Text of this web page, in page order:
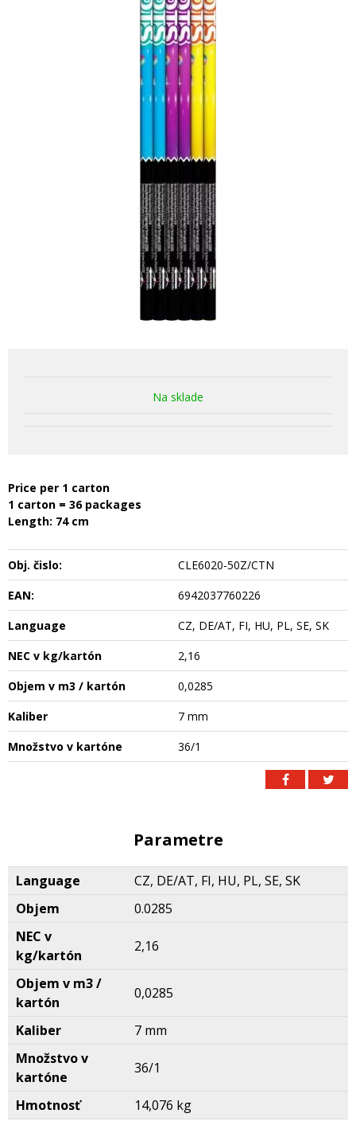
Na sklade
Price per 1 carton
1 carton = 36 packages
Length: 74 cm
Obj. čislo:
CLE6020-50Z/CTN
EAN:
6942037760226
Language
CZ, DE/AT, FI, HU, PL, SE, SK
NEC v kg/kartón
2,16
Objem v m3 / kartón
0,0285
Kaliber
7 mm
Množstvo v kartóne
36/1
Parametre
Language
CZ, DE/AT, FI, HU, PL, SE, SK
Objem
0.0285
NEC v
kg/kartón
2,16
Objem v m3 /
kartón
0,0285
Kaliber
7 mm
Množstvo v
kartóne
36/1
Hmotnosť 14,076 kg